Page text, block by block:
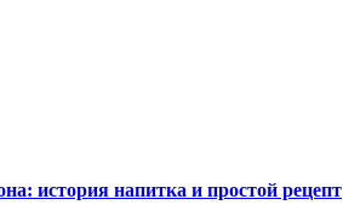
история напитка и простой рецепт